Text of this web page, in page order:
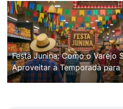
Festa Junina: Como o Varejo
Aproveitar a Temporada para